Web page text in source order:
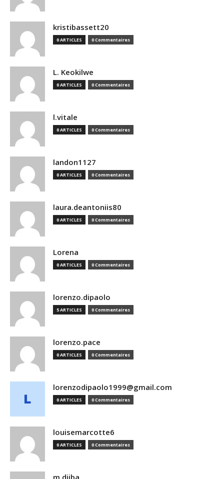
kristibassett20
0 ARTICLES 0 Commentaires
L. Keokilwe
0 ARTICLES 0 Commentaires
l.vitale
0 ARTICLES 0 Commentaires
landon1127
0 ARTICLES 0 Commentaires
laura.deantoniis80
0 ARTICLES 0 Commentaires
Lorena
0 ARTICLES 0 Commentaires
lorenzo.dipaolo
5 ARTICLES 0 Commentaires
lorenzo.pace
0 ARTICLES 0 Commentaires
lorenzodipaolo1999@gmail.com
0 ARTICLES 0 Commentaires
louisemarcotte6
0 ARTICLES 0 Commentaires
m.djiba